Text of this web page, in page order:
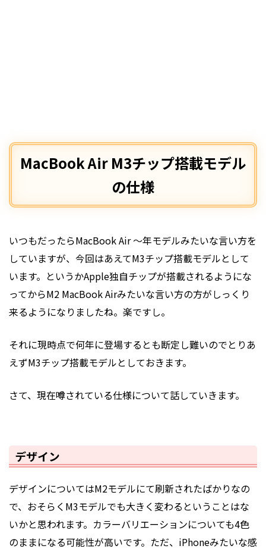
MacBook Air M3チップ搭載モデル
の仕様
いつもだったらMacBook Air 〜年モデルみたいな言い方を
していますが、今回はあえてM3チップ搭載モデルとして
います。というかApple独自チップが搭載されるようにな
ってからM2 MacBook Airみたいな言い方の方がしっくり
来るようになりましたね。楽ですし。
それに現時点で何年に登場するとも断定し難いのでとりあ
えずM3チップ搭載モデルとしておきます。
さて、現在噂されている仕様について話していきます。
デザイン
デザインについてはM2モデルにて刷新されたばかりなの
で、おそらくM3モデルでも大きく変わるということはな
いかと思われます。カラーバリエーションについても4色
のままになる可能性が高いです。ただ、iPhoneみたいな感